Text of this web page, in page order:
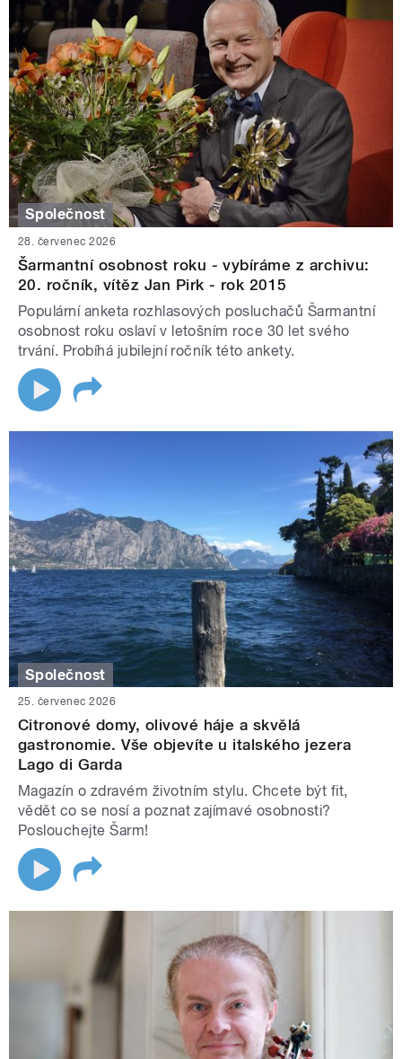
Společnost
28. červenec 2026
Šarmantní osobnost roku - vybíráme z archivu:
20. ročník, vítěz Jan Pirk - rok 2015
Populární anketa rozhlasových posluchačů Šarmantní
osobnost roku oslaví v letošním roce 30 let svého
trvání. Probíhá jubilejní ročník této ankety.
Společnost
25. červenec 2026
Citronové domy, olivové háje a skvělá
gastronomie. Vše objevíte u italského jezera
Lago di Garda
Magazín o zdravém životním stylu. Chcete být fit,
vědět co se nosí a poznat zajímavé osobnosti?
Poslouchejte Šarm!